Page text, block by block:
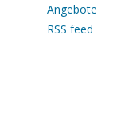
Angebote
RSS feed